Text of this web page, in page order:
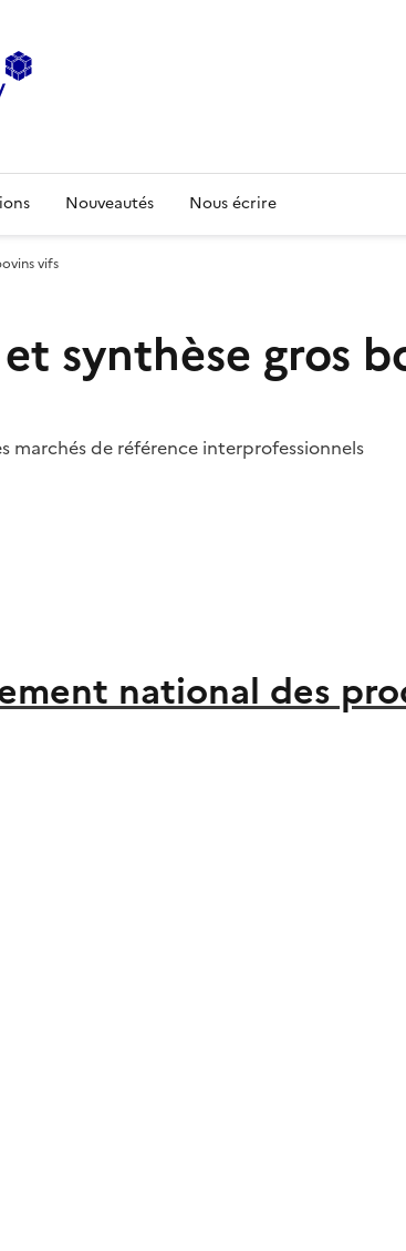
Nouveautés Nous écrire
vifs
synthèse gros
marchés de référence interprofessionnels
national des